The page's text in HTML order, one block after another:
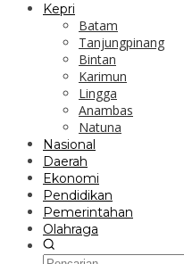
Kepri
Batam
Tanjungpinang
Bintan
Karimun
Lingga
Anambas
Natuna
Nasional
Daerah
Ekonomi
Pendidikan
Pemerintahan
Olahraga